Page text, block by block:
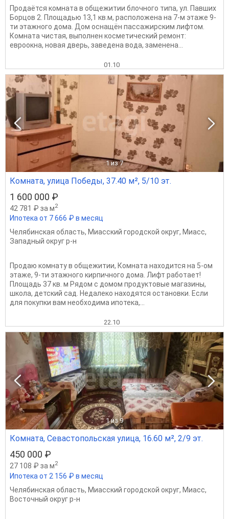
Продаётся комната в общежитии блочного типа, ул. Павших
Борцов 2. Площадью 13,1 кв.м, расположена на 7-м этаже 9-
ти этажного дома. Дом оснащён пассажирским лифтом.
Комната чистая, выполнен косметический ремонт:
евроокна, новая дверь, заведена вода, заменена...
01.10
1 из 7
Комната, улица Победы, 37.40 м², 5/10 эт.
1 600 000 ₽
42 781 ₽ за м2
Ипотека от 7 666 ₽ в месяц
Челябинская область, Миасский городской округ, Миасс,
Западный округ р-н
Продаю комнату в общежитии, Комната находится на 5-ом
этаже, 9-ти этажного кирпичного дома. Лифт работает!
Площадь 37 кв. м Рядом с домом продуктовые магазины,
школа, детский сад. Недалеко находятся остановки. Если
для покупки вам необходима ипотека,...
22.10
1 из 9
Комната, Севастопольская улица, 16.60 м², 2/9 эт.
450 000 ₽
27 108 ₽ за м2
Ипотека от 2 156 ₽ в месяц
Челябинская область, Миасский городской округ, Миасс,
Восточный округ р-н